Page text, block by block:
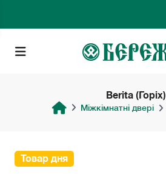
Berita (Горіх)
Міжкімнатні двері
Товар дня